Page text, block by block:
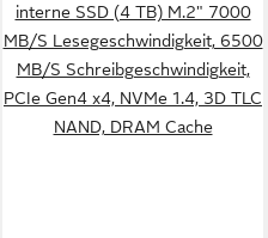
interne SSD (4 TB) M.2" 7000
MB/S Lesegeschwindigkeit, 6500
MB/S Schreibgeschwindigkeit,
PCIe Gen4 x4, NVMe 1.4, 3D TLC
NAND, DRAM Cache